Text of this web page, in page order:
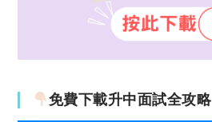
免費下載升中面試全攻略